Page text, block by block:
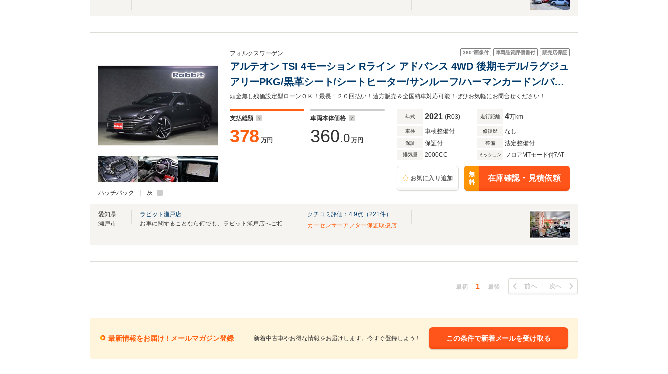
ハッチバック 灰
360°画像付 車両品質評価書付 販売店保証
フォルクスワーゲン
アルテオン TSI 4モーション Rライン アドバンス 4WD 後期モデル/ラグジュ
アリーPKG/黒革シート/シートヒーター/サンルーフ/ハーマンカードン/バー
チャルコックピット/純正ナビ/全方向カメラ/LEDヘッドライト/純正20AW/P
トランク/ACC
頭金無し残価設定型ローンＯＫ！最長１２０回払い！遠方販売＆全国納車対応可能！ぜひお気軽にお問合せください！
支払総額
378 万円
車両本体価格
360.0 万円
年式 2021 (R03) 走行距離 4万km
車検 車検整備付 修復歴 なし
保証 保証付 整備 法定整備付
排気量 2000CC ミッション フロアMTモード付7AT
お気に入り追加
無
料
在庫確認・見積依頼
愛知県
瀬戸市
ラビット瀬戸店
お車に関することなら何でも、ラビット瀬戸店へご相談下さい！
クチコミ評価： 4.9点（221件）
カーセンサーアフター保証取扱店
最初 1 最後 前へ 次へ
最新情報をお届け！メールマガジン登録 新着中古車やお得な情報をお届けします。今すぐ登録しよう！ この条件で新着メールを受け取る